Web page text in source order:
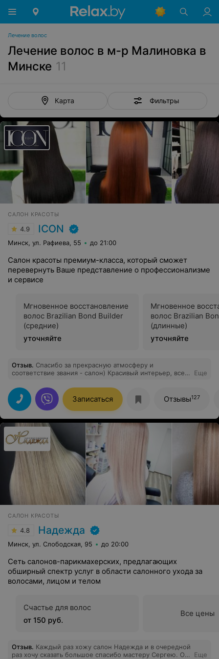
Лечение волос
Лечение волос в м-р Малиновка в
Минске 11
Карта Фильтры
САЛОН КРАСОТЫ
4.9 ICON
Минск, ул. Рафиева, 55 до 21:00
Салон красоты премиум-класса, который сможет
перевернуть Ваше представление о профессионализме
и сервисе
Мгновенное восстановление
волос Brazilian Bond Builder
(средние)
уточняйте
Мгновенное
волос Brazilian
(длинные)
уточняйте
Отзыв. Спасибо за прекрасную атмосферу и
соответствие звания - салон) Красивый интерьер, все
улыбчивая и позитивная девушка, предложила сразу
кофе) Отдельное спасибо стилисту Николаю, мастер
своего дела, наблюдая за процессом стрижки,
поражалась ловкости рук) Создал красивую стрижку,
новый образ, мне понравилось! Конечно, в моем лице
Вы обрели ещё одного постоянного клиента. Желаю
Вам процветания и хороших благодарных клиентов)
Еще
Записаться Отзывы127
САЛОН КРАСОТЫ
4.8 Надежда
Минск, ул. Слободская, 95 до 20:00
Сеть салонов-парикмахерских, предлагающих
обширный спектр услуг в области салонного ухода за
волосами, лицом и телом
Счастье для волос
от 150 руб.
Все цены
Отзыв. Каждый раз хожу салон Надежда и в очередной
раз хочу сказать большое спасибо мастеру Сергею. Он
Еще